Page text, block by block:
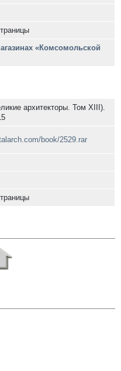
«Комсомольской
архитекторы. Том XIII).
book/2529.rar